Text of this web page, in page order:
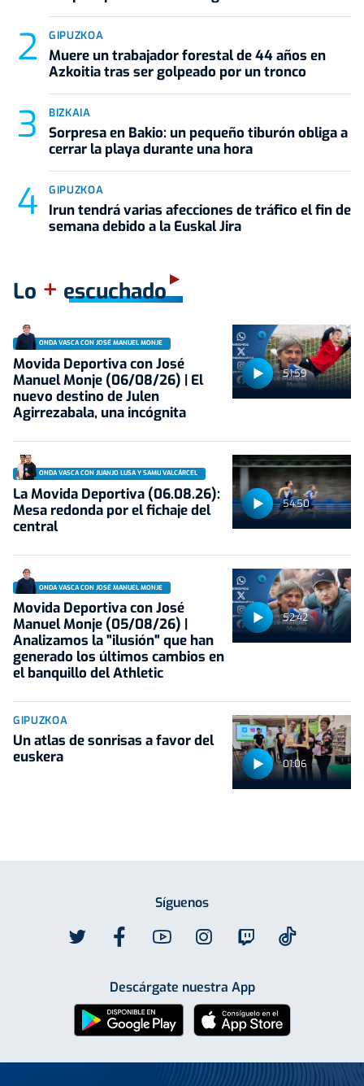
GIPUZKOA
Muere un trabajador forestal de 44 años en
Azkoitia tras ser golpeado por un tronco
BIZKAIA
Sorpresa en Bakio: un pequeño tiburón obliga a
cerrar la playa durante una hora
GIPUZKOA
Irun tendrá varias afecciones de tráfico el fin de
semana debido a la Euskal Jira
Lo + escuchado
51:59
ONDA VASCA CON JOSÉ MANUEL MONJE
Movida Deportiva con José
Manuel Monje (06/08/26) | El
nuevo destino de Julen
Agirrezabala, una incógnita
54:50
ONDA VASCA CON JUANJO LUSA Y SAMU VALCÁRCEL
La Movida Deportiva (06.08.26):
Mesa redonda por el fichaje del
central
52:42
ONDA VASCA CON JOSÉ MANUEL MONJE
Movida Deportiva con José
Manuel Monje (05/08/26) |
Analizamos la "ilusión" que han
generado los últimos cambios en
el banquillo del Athletic
01:06
GIPUZKOA
Un atlas de sonrisas a favor del
euskera
Síguenos
Descárgate nuestra App